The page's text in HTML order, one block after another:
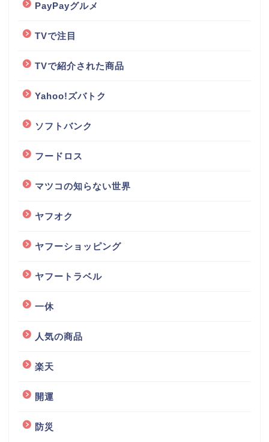
PayPayグルメ
TVで注目
TVで紹介された商品
Yahoo!ズバトク
ソフトバンク
フードロス
マツコの知らない世界
ヤフオク
ヤフーショッピング
ヤフートラベル
一休
人気の商品
楽天
開運
防災